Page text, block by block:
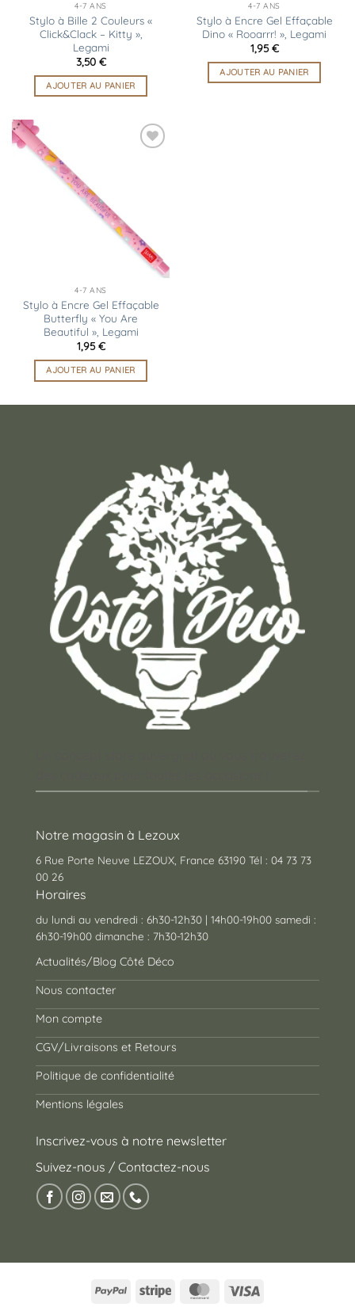
4-7 ANS
Stylo à Bille 2 Couleurs «
Click&Clack – Kitty »,
Legami
3,50 €
AJOUTER AU PANIER
4-7 ANS
Stylo à Encre Gel Effaçable
Dino « Rooarrr! », Legami
1,95€
AJOUTER AU PANIER
4-7 ANS
Stylo à Encre Gel Effaçable
Butterfly « You Are
Beautiful », Legami
1,95€
AJOUTER AU PANIER
Notre magasin à Lezoux
6 Rue Porte Neuve LEZOUX, France 63190 Tél : 04 73 73
00 26
Horaires
du lundi au vendredi : 6h30-12h30 | 14h00-19h00 samedi :
6h30-19h00 dimanche : 7h30-12h30
Actualités/Blog Côté Déco
Nous contacter
Mon compte
CGV/Livraisons et Retours
Politique de confidentialité
Mentions légales
Inscrivez-vous à notre newsletter
Suivez-nous / Contactez-nous
PayPal Stripe MasterCard
Visa